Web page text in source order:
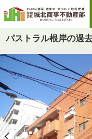
パストラル根岸の過